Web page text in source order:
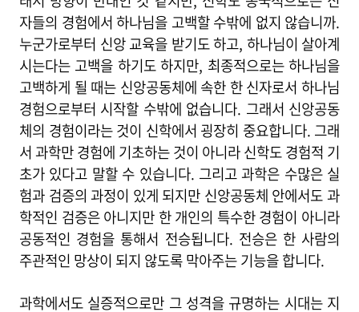
자들의 경험에서 하나님을 고백할 수밖에 없지 않습니까.
누군가로부터 신앙 교육을 받기도 하고, 하나님이 살아계
시는다는 고백을 하기도 하지만, 최종적으로는 하나님을
고백하게 될 때는 신앙공동체에 속한 한 신자로서 하나님
경험으로부터 시작할 수밖에 없습니다. 그래서 신앙공동
체의 경험이라는 것이 신학에서 굉장히 중요합니다. 그래
서 과학만 경험에 기초하는 것이 아니라 신학도 경험적 기
초가 있다고 말할 수 있습니다. 그리고 과학은 수많은 실
험과 검증의 과정이 있게 되지만 신앙공동체 안에서도 과
학적인 검증은 아니지만 한 개인의 특수한 경험이 아니라
공동적인 경험을 통해서 전승됩니다. 전승은 한 사람의
주관적인 망상이 되지 않도록 막아주는 기능을 합니다.
과학에서도 실증적으로만 그 성격을 규명하는 시대는 지